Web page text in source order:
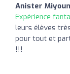
Anister
Expérience
leurs élèves
pour tout et
!!!